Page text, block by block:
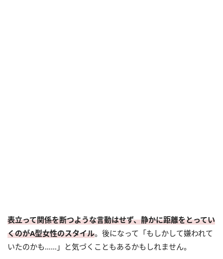
表立って関係を断つような言動はせず、静かに距離をとってい
くのがA型女性のスタイル。後になって「もしかして嫌われて
いたのかも……」と気づくこともあるかもしれません。